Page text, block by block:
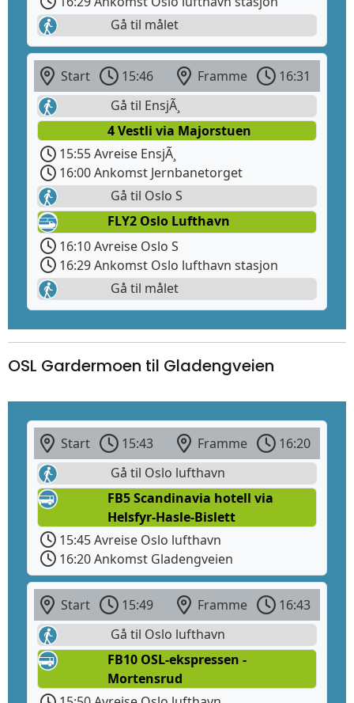
Gå til målet
Start 15:46 Framme
16:31
Gå til EnsjÃ¸
4 Vestli via Majorstuen
15:55 Avreise EnsjÃ¸
16:00 Ankomst Jernbanetorget
Gå til Oslo S
FLY2 Oslo Lufthavn
16:10 Avreise Oslo S
16:29 Ankomst Oslo lufthavn stasjon
Gå til målet
OSL Gardermoen til Gladengveien
Start 15:43 Framme
16:20
Gå til Oslo lufthavn
FB5 Scandinavia hotell via
Helsfyr-Hasle-Bislett
15:45 Avreise Oslo lufthavn
16:20 Ankomst Gladengveien
Start 15:49 Framme
16:43
Gå til Oslo lufthavn
FB10 OSL-ekspressen -
Mortensrud